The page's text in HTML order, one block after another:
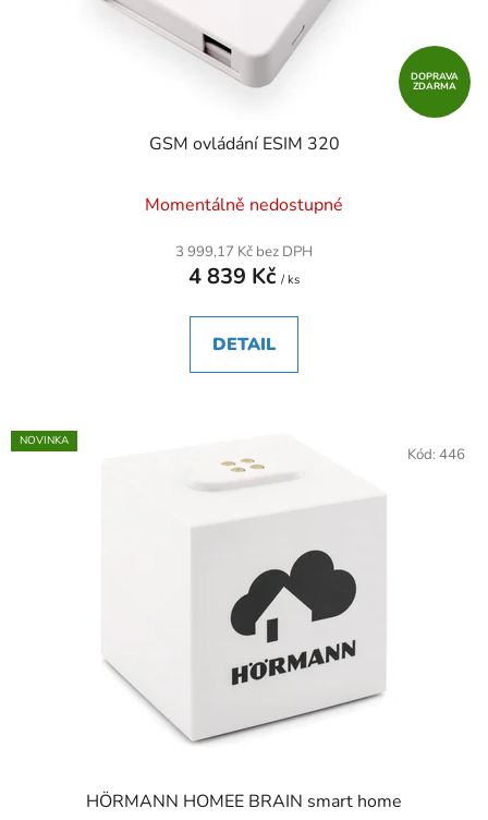
DOPRAVA
ZDARMA
GSM ovládání ESIM 320
Momentálně nedostupné
3 999,17 Kč bez DPH
4 839 Kč / ks
DETAIL
NOVINKA
HÖRMANN HOMEE BRAIN smart home
Kód: 446